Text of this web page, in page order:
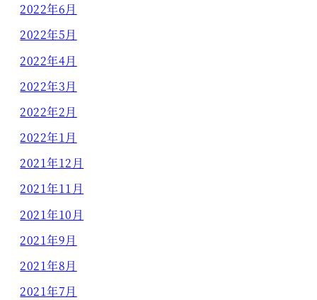
2022年6月
2022年5月
2022年4月
2022年3月
2022年2月
2022年1月
2021年12月
2021年11月
2021年10月
2021年9月
2021年8月
2021年7月